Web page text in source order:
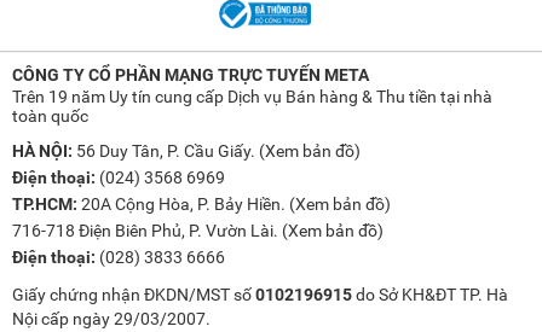
CÔNG TY CỔ PHẦN MẠNG TRỰC TUYẾN META
Trên 19 năm Uy tín cung cấp Dịch vụ Bán hàng & Thu tiền tại nhà
toàn quốc
HÀ NỘI: 56 Duy Tân, P. Cầu Giấy. (Xem bản đồ)
Điện thoại: (024) 3568 6969
TP.HCM: 20A Cộng Hòa, P. Bảy Hiền. (Xem bản đồ)
716-718 Điện Biên Phủ, P. Vườn Lài. (Xem bản đồ)
Điện thoại: (028) 3833 6666
Giấy chứng nhận ĐKDN/MST số0102196915do Sở KH&ĐT TP. Hà
Nội cấp ngày 29/03/2007.